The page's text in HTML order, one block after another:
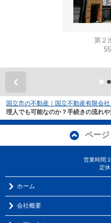
第２
国立市の不動産｜国立不動産有限会社
理人でも可能なのか？手続きの流れ
ペー
営業時間
定
ホーム
会社概要